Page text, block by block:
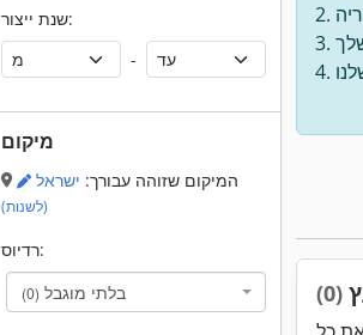
שנת ייצור:
-
מיקום
המיקום שזוהה עבורך: ישראל
(לשנות)
רדיוס:
בלתי מוגבל (0) (0)